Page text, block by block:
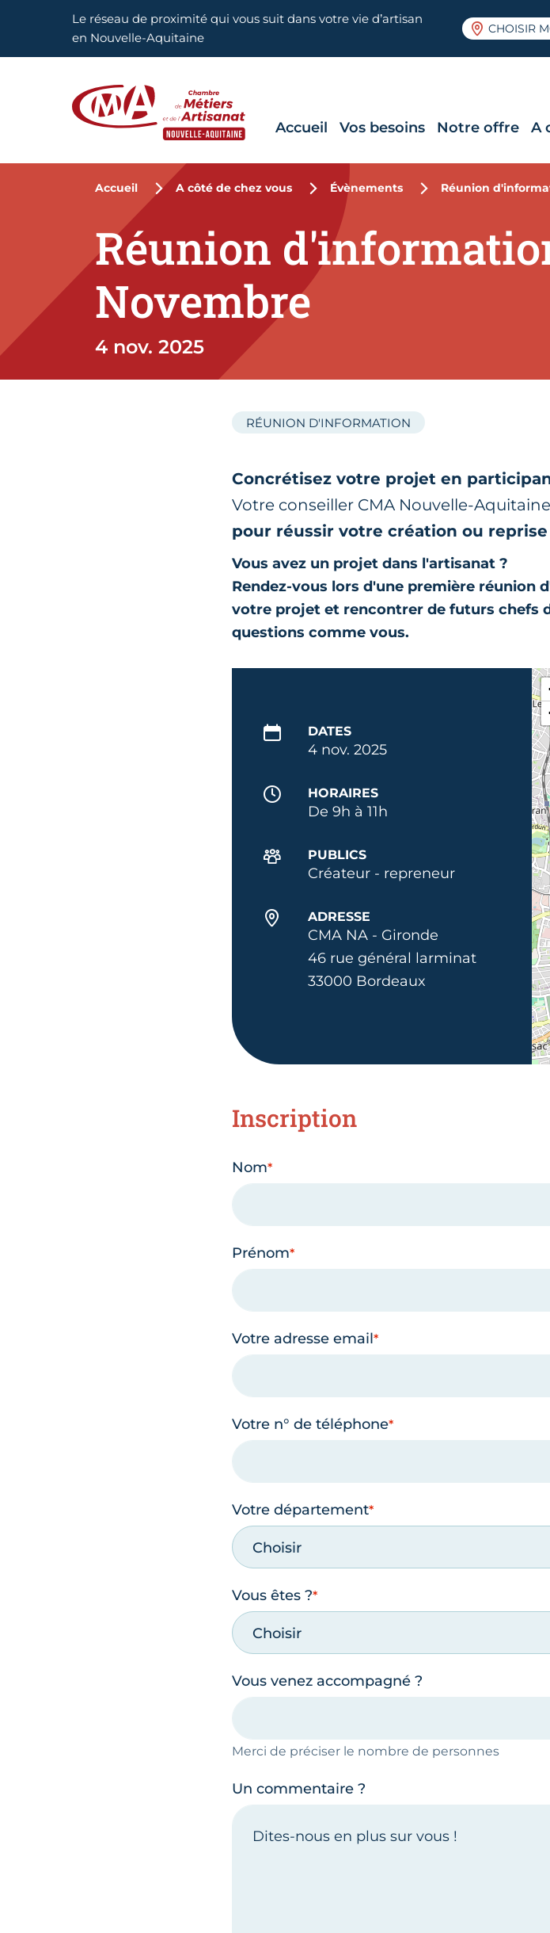
Aller en haut de pageLe réseau de proximité qui vous suit dans votre vie d’artisan
en Nouvelle-Aquitaine
CHOISIR
Accueil Vos besoins Notre offre A
Accueil A côté de chez vous Évènements Réunion
Réunion
Novembre
4 nov. 2025
RÉUNION D'INFORMATION
Concrétisez votre projet en
Votre conseiller CMA Nouvelle-
pour réussir votre création ou reprise
Vous avez un projet dans l'artisanat ?
Rendez-vous lors d'une première
votre projet et rencontrer de futurs chefs
questions comme vous.
DATES
4 nov. 2025
HORAIRES
De 9h à 11h
PUBLICS
Créateur - repreneur
ADRESSE
CMA NA - Gironde
46 rue général larminat
33000 Bordeaux
Inscription
Nom
Prénom
Votre adresse email
Votre n° de téléphone
Votre département
Choisir
Vous êtes ?
Choisir
Vous venez accompagné ?
Merci de préciser le nombre de personnes
Un commentaire ?